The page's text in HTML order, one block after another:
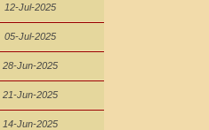
12-Jul-2025
05-Jul-2025
28-Jun-2025
21-Jun-2025
14-Jun-2025